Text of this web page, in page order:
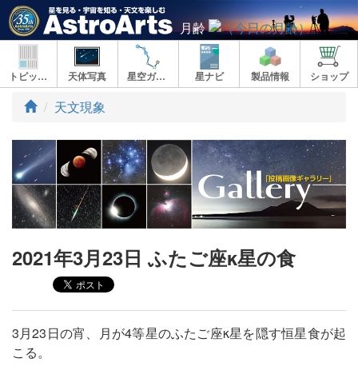
月齢
トピックス 天体写真 星空ガイド 星ナビ 製品情報 ショップ
ト
プ
天文現象
2021年3月23日 ふたご座κ星の食
3月23日の宵、月が4等星のふたご座κ星を隠す恒星食が起
こる。